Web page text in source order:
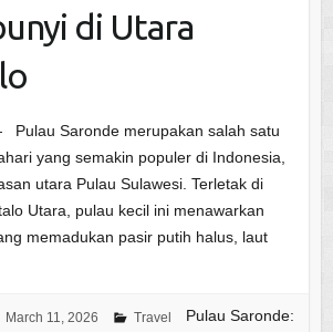
di Utara
Saronde merupakan salah satu
yang semakin populer di Indonesia,
utara Pulau Sulawesi. Terletak di
Utara, pulau kecil ini menawarkan
memadukan pasir putih halus, laut
March 11, 2026 Travel
Pulau Saronde: